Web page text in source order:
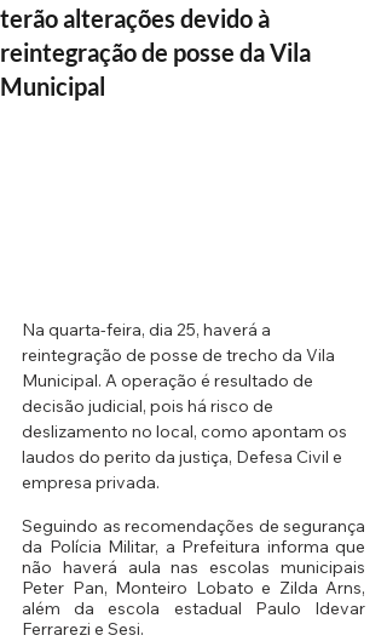
terão alterações devido à
reintegração de posse da Vila
Municipal
Na quarta-feira, dia 25, haverá a
reintegração de posse de trecho da Vila
Municipal. A operação é resultado de
decisão judicial, pois há risco de
deslizamento no local, como apontam os
laudos do perito da justiça, Defesa Civil e
empresa privada.
Seguindo as recomendações de segurança
da Polícia Militar, a Prefeitura informa que
não haverá aula nas escolas municipais
Peter Pan, Monteiro Lobato e Zilda Arns,
além da escola estadual Paulo Idevar
Ferrarezi e Sesi.